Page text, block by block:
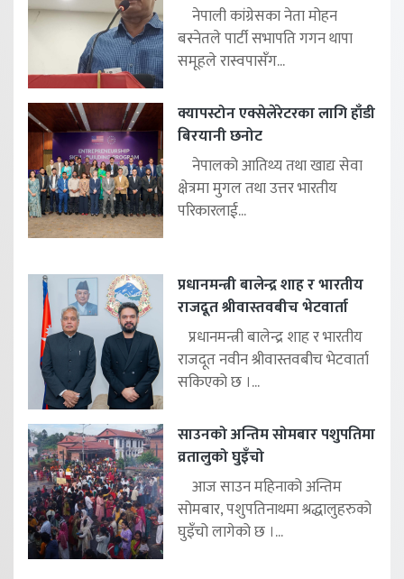
नेपाली कांग्रेसका नेता मोहन
बस्नेतले पार्टी सभापति गगन थापा
समूहले रास्वपासँग...
क्यापस्टोन एक्सेलेरेटरका लागि हाँडी
बिरयानी छनोट
नेपालको आतिथ्य तथा खाद्य सेवा
क्षेत्रमा मुगल तथा उत्तर भारतीय
परिकारलाई...
प्रधानमन्त्री बालेन्द्र शाह र भारतीय
राजदूत श्रीवास्तवबीच भेटवार्ता
प्रधानमन्त्री बालेन्द्र शाह र भारतीय
राजदूत नवीन श्रीवास्तवबीच भेटवार्ता
सकिएको छ ।...
साउनको अन्तिम सोमबार पशुपतिमा
व्रतालुको घुइँचो
आज साउन महिनाको अन्तिम
सोमबार, पशुपतिनाथमा श्रद्धालुहरुको
घुइँचो लागेको छ ।...